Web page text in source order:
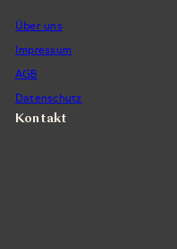
Über uns
Impressum
AGB
Datenschutz
Kontakt